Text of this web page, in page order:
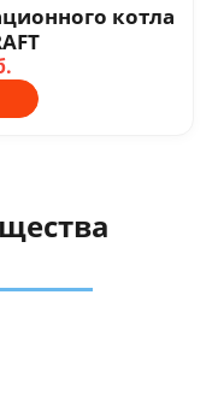
котла